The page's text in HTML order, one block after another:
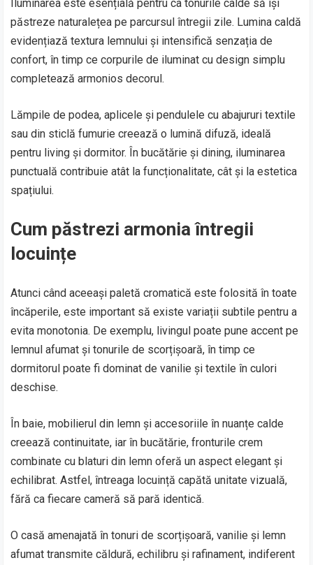
Iluminarea este esențială pentru ca tonurile calde să își
păstreze naturalețea pe parcursul întregii zile. Lumina caldă
evidențiază textura lemnului și intensifică senzația de
confort, în timp ce corpurile de iluminat cu design simplu
completează armonios decorul.
Lămpile de podea, aplicele și pendulele cu abajururi textile
sau din sticlă fumurie creează o lumină difuză, ideală
pentru living și dormitor. În bucătărie și dining, iluminarea
punctuală contribuie atât la funcționalitate, cât și la estetica
spațiului.
Cum păstrezi armonia întregii
locuințe
Atunci când aceeași paletă cromatică este folosită în toate
încăperile, este important să existe variații subtile pentru a
evita monotonia. De exemplu, livingul poate pune accent pe
lemnul afumat și tonurile de scorțișoară, în timp ce
dormitorul poate fi dominat de vanilie și textile în culori
deschise.
În baie, mobilierul din lemn și accesoriile în nuanțe calde
creează continuitate, iar în bucătărie, fronturile crem
combinate cu blaturi din lemn oferă un aspect elegant și
echilibrat. Astfel, întreaga locuință capătă unitate vizuală,
fără ca fiecare cameră să pară identică.
O casă amenajată în tonuri de scorțișoară, vanilie și lemn
afumat transmite căldură, echilibru și rafinament, indiferent